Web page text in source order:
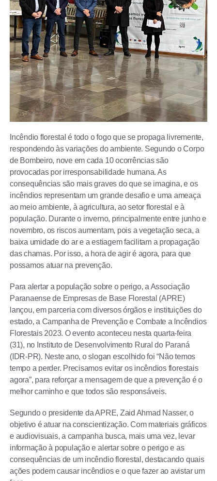
Incêndio florestal é todo o fogo que se propaga livremente,
respondendo às variações do ambiente. Segundo o Corpo
de Bombeiro, nove em cada 10 ocorrências são
provocadas por irresponsabilidade humana. As
consequências são mais graves do que se imagina, e os
incêndios representam um grande desafio e uma ameaça
ao meio ambiente, à agricultura, ao setor florestal e à
população. Durante o inverno, principalmente entre junho e
novembro, os riscos aumentam, pois a vegetação seca, a
baixa umidade do ar e a estiagem facilitam a propagação
das chamas. Por isso, a hora de agir é agora, para que
possamos atuar na prevenção.
Para alertar a população sobre o perigo, a Associação
Paranaense de Empresas de Base Florestal (APRE)
lançou, em parceria com diversos órgãos e instituições do
estado, a Campanha de Prevenção e Combate a Incêndios
Florestais 2023. O evento aconteceu nesta quarta-feira
(31), no Instituto de Desenvolvimento Rural do Paraná
(IDR-PR). Neste ano, o slogan escolhido foi “Não temos
tempo a perder. Precisamos evitar os incêndios florestais
agora”, para reforçar a mensagem de que a prevenção é o
melhor caminho e que todos são responsáveis.
Segundo o presidente da APRE, Zaid Ahmad Nasser, o
objetivo é atuar na conscientização. Com materiais gráficos
e audiovisuais, a campanha busca, mais uma vez, levar
informação à população e alertar sobre o perigo e as
consequências de um incêndio florestal, destacando quais
ações podem causar incêndios e o que fazer ao avistar um